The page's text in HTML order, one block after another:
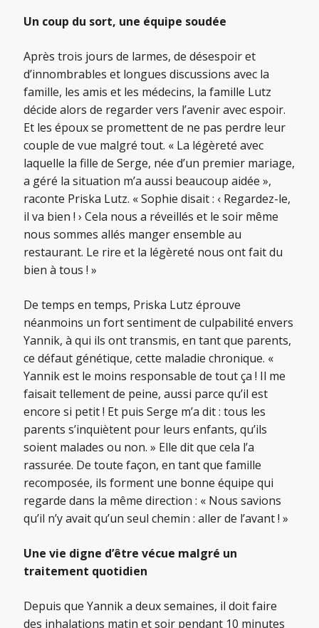
Un coup du sort, une équipe soudée
Après trois jours de larmes, de désespoir et
d’innombrables et longues discussions avec la
famille, les amis et les médecins, la famille Lutz
décide alors de regarder vers l’avenir avec espoir.
Et les époux se promettent de ne pas perdre leur
couple de vue malgré tout. « La légèreté avec
laquelle la fille de Serge, née d’un premier mariage,
a géré la situation m’a aussi beaucoup aidée »,
raconte Priska Lutz. « Sophie disait : ‹ Regardez-le,
il va bien ! › Cela nous a réveillés et le soir même
nous sommes allés manger ensemble au
restaurant. Le rire et la légèreté nous ont fait du
bien à tous ! »
De temps en temps, Priska Lutz éprouve
néanmoins un fort sentiment de culpabilité envers
Yannik, à qui ils ont transmis, en tant que parents,
ce défaut génétique, cette maladie chronique. «
Yannik est le moins responsable de tout ça ! Il me
faisait tellement de peine, aussi parce qu’il est
encore si petit ! Et puis Serge m’a dit : tous les
parents s’inquiètent pour leurs enfants, qu’ils
soient malades ou non. » Elle dit que cela l’a
rassurée. De toute façon, en tant que famille
recomposée, ils forment une bonne équipe qui
regarde dans la même direction : « Nous savions
qu’il n’y avait qu’un seul chemin : aller de l’avant ! »
Une vie digne d’être vécue malgré un
traitement quotidien
Depuis que Yannik a deux semaines, il doit faire
des inhalations matin et soir pendant 10 minutes